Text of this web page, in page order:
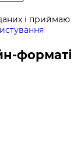
і приймаю
форматі